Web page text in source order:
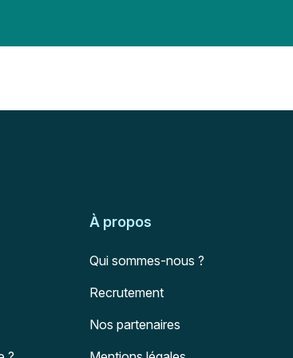
À propos
Qui sommes-nous ?
Recrutement
Nos partenaires